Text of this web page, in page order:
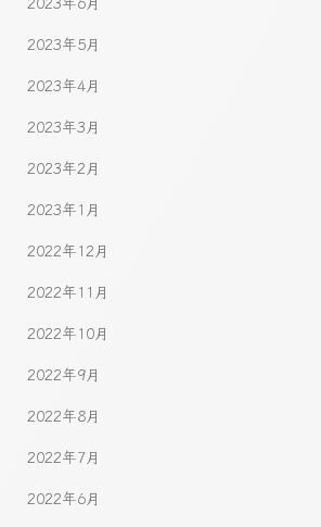
2023年5月
2023年4月
2023年3月
2023年2月
2023年1月
2022年12月
2022年11月
2022年10月
2022年9月
2022年8月
2022年7月
2022年6月